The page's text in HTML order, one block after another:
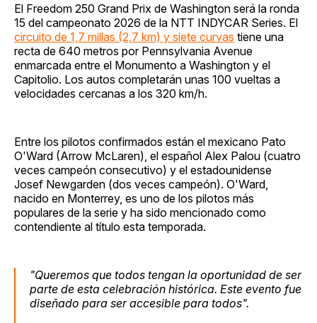
El Freedom 250 Grand Prix de Washington será la ronda
15 del campeonato 2026 de la NTT INDYCAR Series. El
circuito de 1,7 millas (2,7 km) y siete curvas tiene una
recta de 640 metros por Pennsylvania Avenue
enmarcada entre el Monumento a Washington y el
Capitolio. Los autos completarán unas 100 vueltas a
velocidades cercanas a los 320 km/h.
Entre los pilotos confirmados están el mexicano Pato
O'Ward (Arrow McLaren), el español Alex Palou (cuatro
veces campeón consecutivo) y el estadounidense
Josef Newgarden (dos veces campeón). O'Ward,
nacido en Monterrey, es uno de los pilotos más
populares de la serie y ha sido mencionado como
contendiente al título esta temporada.
"Queremos que todos tengan la oportunidad de ser
parte de esta celebración histórica. Este evento fue
diseñado para ser accesible para todos".